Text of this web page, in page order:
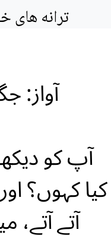
ترانه های
آواز:
آپ کو
کیا کہوں؟
آتے آتے،